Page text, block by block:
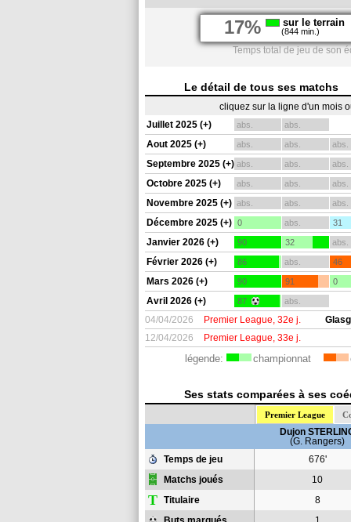
17% sur le terrain
(844 min.)
Temps total de jeu de son
Le détail de tous ses matchs
cliquez sur la ligne d'un mois
Juillet 2025 (+)
abs. abs.
Aout 2025 (+) abs. abs. abs.
Septembre 2025 (+) abs. abs. abs.
Octobre 2025 (+) abs. abs. abs.
Novembre 2025 (+) abs. abs. abs.
Décembre 2025 (+) 0 abs. 31
Janvier 2026 (+) 90 32 abs.
Février 2026 (+) 86 abs. 46
Mars 2026 (+) 90 91 0
Avril 2026 (+) 87 abs.
04/04/2026 Premier League, 32e j.
12/04/2026
Premier League, 33e j.
légende: championnat
Ses stats comparées à ses
Premier League
Dujon
(G. Rangers)
Temps de jeu
676'
Matchs joués 10
T Titulaire 8